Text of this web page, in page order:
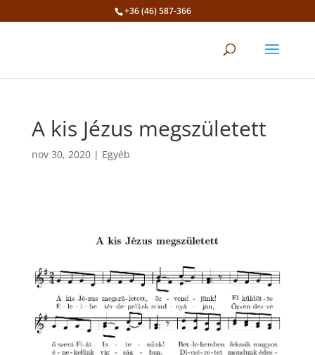
+36 (46) 587-366
A kis Jézus megszületett
nov 30, 2020| Egyéb